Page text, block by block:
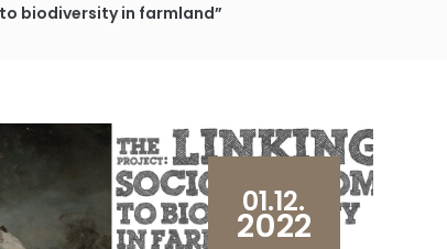
biodiversity in farmland”
01.12.
2022